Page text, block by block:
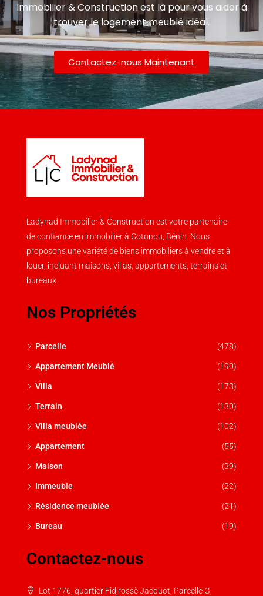
Immobilier & Construction est là pour vous aider à
trouver le logement meublé idéal.
Contactez-nous Maintenant
Ladynad Immobilier & Construction est votre partenaire
de confiance en immobilier à Cotonou, Bénin. Nous
proposons une variété de biens immobiliers à vendre et à
louer, incluant maisons, villas, appartements, terrains et
bureaux.
Nos Propriétés
Parcelle (478)
Appartement Meublé (190)
Villa (173)
Terrain (130)
Villa meublée (102)
Appartement (55)
Maison (39)
Immeuble (22)
Résidence meublée (21)
Bureau (19)
Contactez-nous
Lot 1776, quartier Fidjrossè Jacquot, Parcelle G,